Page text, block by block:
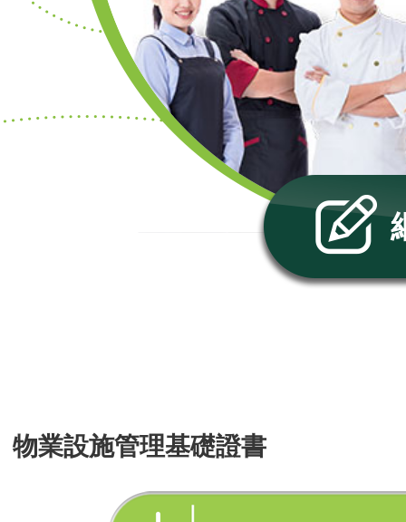
物業設施管理基礎證書